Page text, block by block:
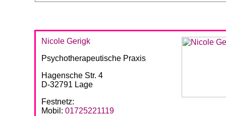
Nicole Gerigk
Psychotherapeutische Praxis
Hagensche Str. 4
D-32791 Lage
Festnetz:
Mobil: 01725221119